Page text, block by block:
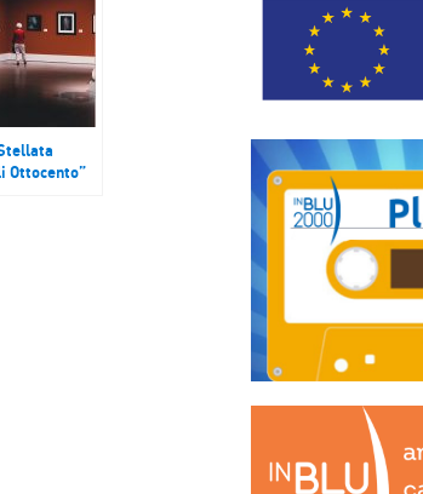
Ottocento”